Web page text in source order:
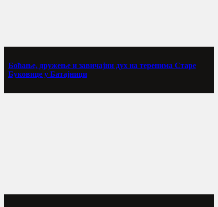
Боћање, дружење и завичајни дух на теренима Старе
Буковице у Батајници